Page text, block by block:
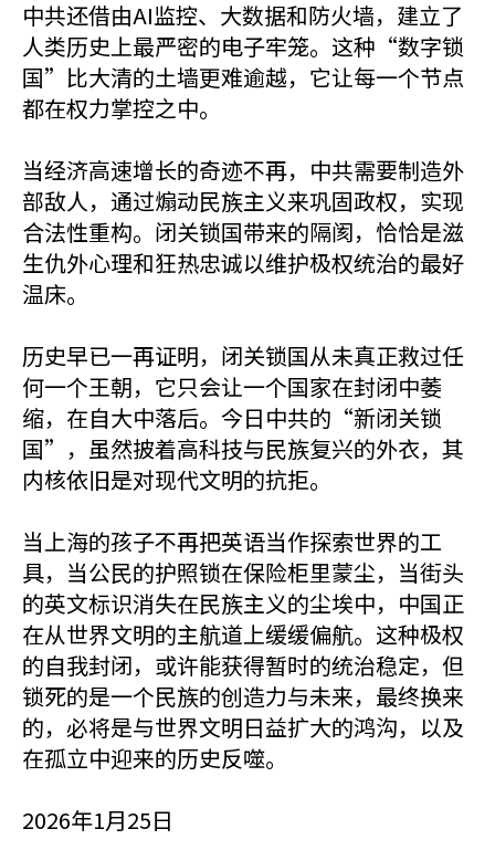
中共还借由AI监控、大数据和防火墙，建立了
人类历史上最严密的电子牢笼。这种“数字锁
国”比大清的土墙更难逾越，它让每一个节点
都在权力掌控之中。
当经济高速增长的奇迹不再，中共需要制造外
部敌人，通过煽动民族主义来巩固政权，实现
合法性重构。闭关锁国带来的隔阂，恰恰是滋
生仇外心理和狂热忠诚以维护极权统治的最好
温床。
历史早已一再证明，闭关锁国从未真正救过任
何一个王朝，它只会让一个国家在封闭中萎
缩，在自大中落后。今日中共的“新闭关锁
国”，虽然披着高科技与民族复兴的外衣，其
内核依旧是对现代文明的抗拒。
当上海的孩子不再把英语当作探索世界的工
具，当公民的护照锁在保险柜里蒙尘，当街头
的英文标识消失在民族主义的尘埃中，中国正
在从世界文明的主航道上缓缓偏航。这种极权
的自我封闭，或许能获得暂时的统治稳定，但
锁死的是一个民族的创造力与未来，最终换来
的，必将是与世界文明日益扩大的鸿沟，以及
在孤立中迎来的历史反噬。
2026年1月25日